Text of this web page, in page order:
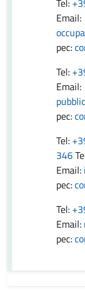
Tel:
Email:
pec:
Tel:
Email:
pec:
Tel:
346
Email:
pec:
Tel:
Email:
pec: